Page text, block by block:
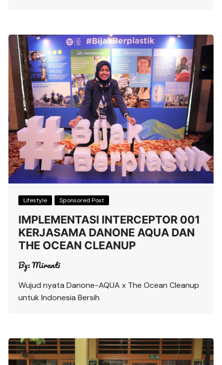
Lifestyle Sponsored Post
IMPLEMENTASI INTERCEPTOR 001
KERJASAMA DANONE AQUA DAN
THE OCEAN CLEANUP
By:Miranti
Wujud nyata Danone-AQUA x The Ocean Cleanup
untuk Indonesia Bersih